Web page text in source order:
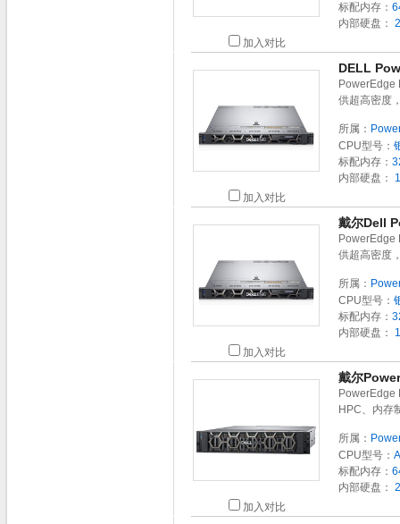
加入对比
标配内存：
内部硬盘：
加入对比
DELL
PowerEdge
供超高密度
所属：
CPU型号：
标配内存：
内部硬盘：
加入对比
戴尔Dell
PowerEdge
供超高密度
所属：
CPU型号：
标配内存：
内部硬盘：
加入对比
戴尔
PowerEdge
HPC、内存
所属：
CPU型号：
标配内存：
内部硬盘：